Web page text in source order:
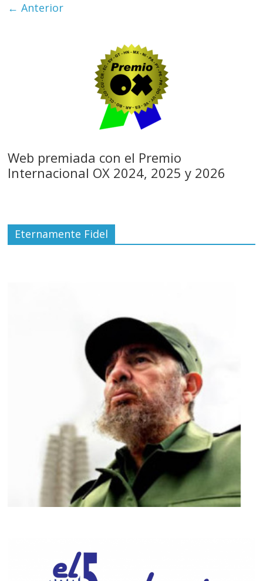
← Anterior
Web premiada con el Premio
Internacional OX 2024, 2025 y 2026
Eternamente Fidel